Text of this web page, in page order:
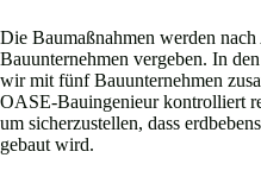
Die Baumaßnahmen werden
Bauunternehmen vergeben. In
wir mit fünf Bauunternehmen
OASE-Bauingenieur kontrolliert
um sicherzustellen, dass
gebaut wird.